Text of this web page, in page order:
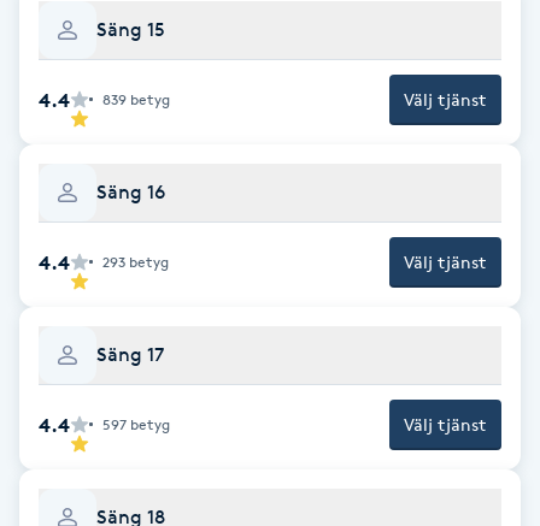
Massage
Medial vägledning
Medicinsk massage
Meditation
Säng 15
4.4 839 betyg Välj tjänst
Säng 16
4.4 293 betyg Välj tjänst
Säng 17
4.4 597 betyg Välj tjänst
Säng 18